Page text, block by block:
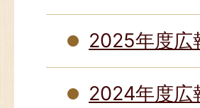
2025年度広
2024年度広